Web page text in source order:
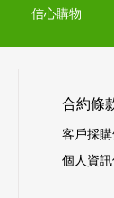
信心購物
合約條
客戶採
個人資